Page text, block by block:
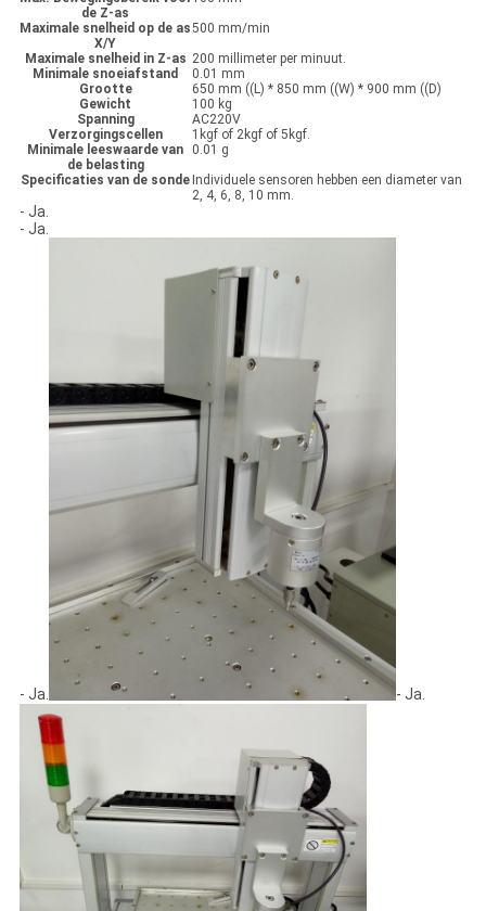
de Z-as
Maximale snelheid op de as
X/Y
500 mm/min
Maximale snelheid in Z-as 200 millimeter per minuut.
Minimale snoeiafstand
0.01 mm
Grootte
650 mm ((L) * 850 mm ((W) * 900 mm ((D)
Gewicht
100 kg
Spanning
AC220V
Verzorgingscellen
1kgf of 2kgf of 5kgf.
Minimale leeswaarde van
de belasting
0.01 g
Specificaties van de sonde Individuele sensoren hebben een diameter van
2, 4, 6, 8, 10 mm.
- Ja.
- Ja.
- Ja. - Ja.